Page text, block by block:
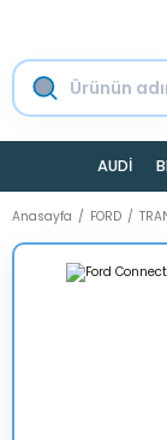
AUDİ
Anasayfa FORD